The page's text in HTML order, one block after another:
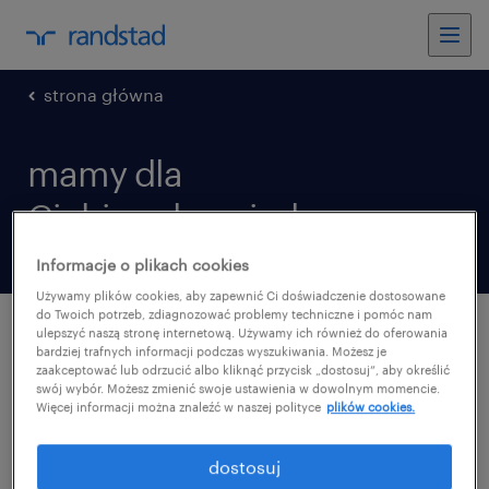
strona główna
mamy dla
Ciebie odpowiedz:
najlepszym
rozwiązaniem dla
Twojej firmy jest praca
Informacje o plikach cookies
Używamy plików cookies, aby zapewnić Ci doświadczenie dostosowane
do Twoich potrzeb, zdiagnozować problemy techniczne i pomóc nam
ulepszyć naszą stronę internetową. Używamy ich również do oferowania
bardziej trafnych informacji podczas wyszukiwania. Możesz je
zaakceptować lub odrzucić albo kliknąć przycisk „dostosuj”, aby określić
swój wybór. Możesz zmienić swoje ustawienia w dowolnym momencie.
Więcej informacji można znaleźć w naszej polityce plików cookies.
dostosuj